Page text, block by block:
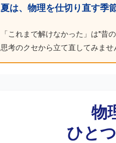
夏は、物理を仕切り直す季節
「これまで解けなかった」は"昔
思考のクセから立て直してみませ
物
ひと